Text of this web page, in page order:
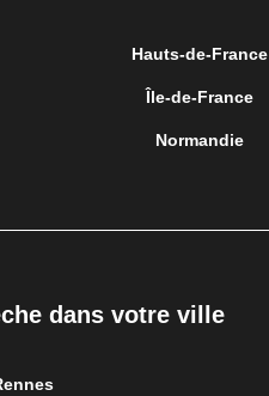
Hauts-de-France
Île-de-France
Normandie
dans votre ville